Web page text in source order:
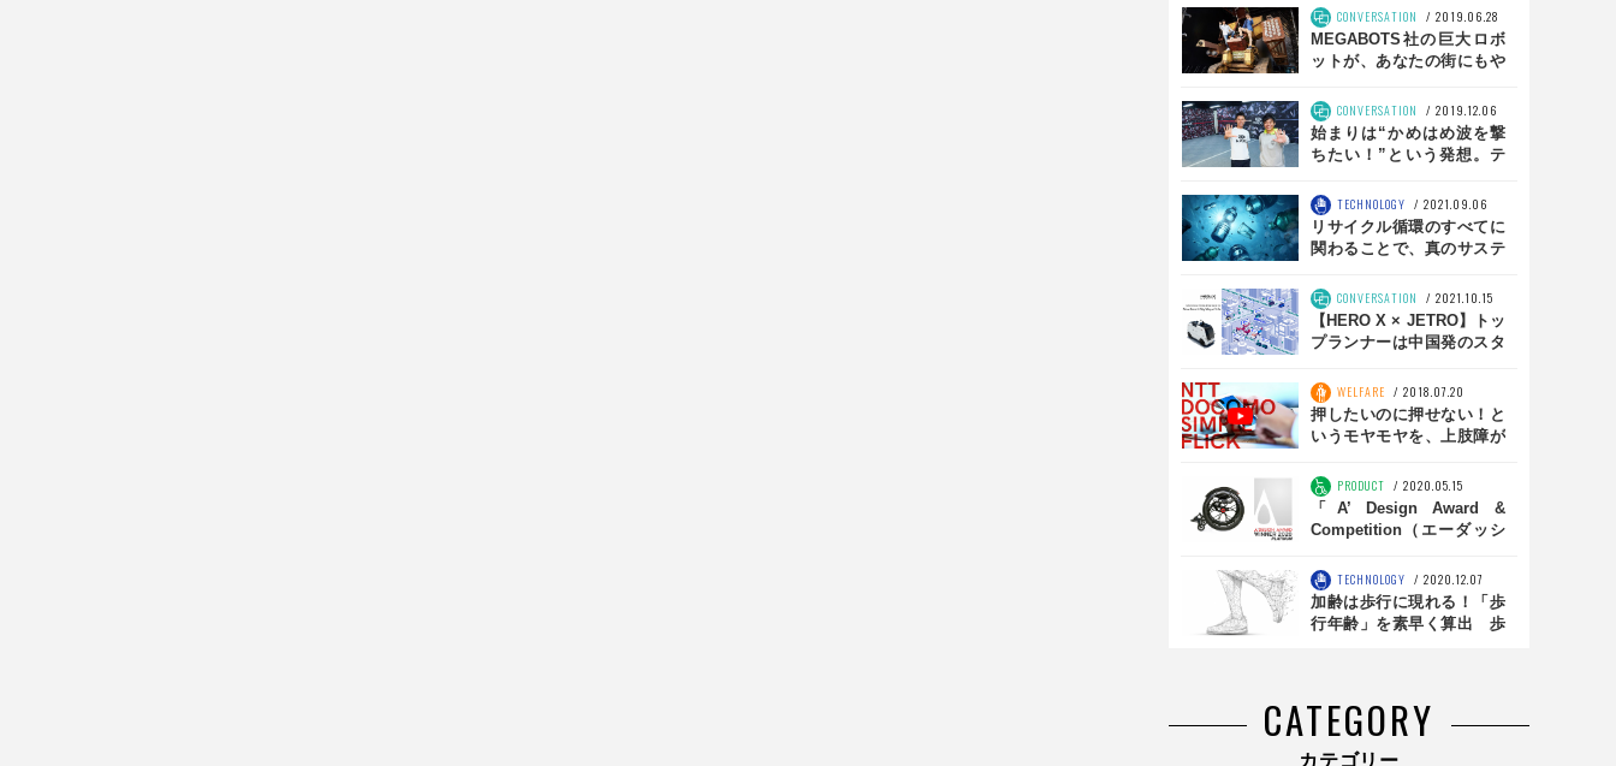
編 CONVERSATION
2019.06.28
MEGABOTS社の巨大ロボ
ットが、あなたの街にもや
CONVERSATION
2019.12.06
始まりは“かめはめ波を撃
ちたい！”という発想。テ
発者インタビュー 前編
TECHNOLOGY
2021.09.06
リサイクル循環のすべてに
関わることで、真のサステ
CONVERSATION
2021.10.15
【HERO X × JETRO】トッ
プランナーは中国発のスタ
注目する無人販売EV
WELFARE
2018.07.20
押したいのに押せない！と
いうモヤモヤを、上肢障が
PRODUCT
2020.05.15
「A’ Design Award &
Competition（エーダッシ
て編集長が代表を務める
RDSが最高評価のプラチナ
を獲得
TECHNOLOGY
2020.12.07
加齢は歩行に現れる！「歩
行年齢」を素早く算出 歩
CATEGORY
カテゴリー